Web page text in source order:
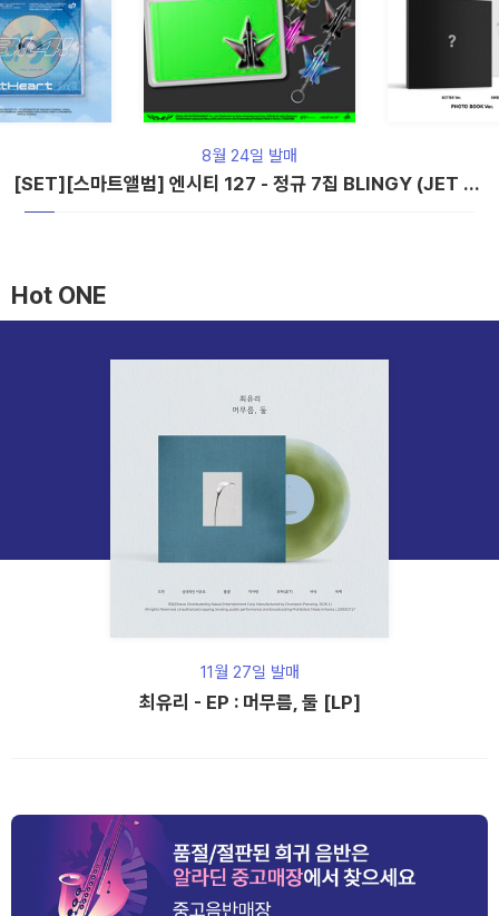
8월 24일 발매
[SET][스마트앨범] 엔시티 127 - 정규 7집 BLINGY (JET Ke
Hot ONE
11월 27일 발매
최유리 - EP : 머무름, 둘 [LP]